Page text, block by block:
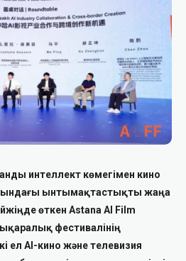
интеллект көмегімен кино
ынтымақтастықты жаңа
өткен Astana AI Film
фестивалінің
AI-кино және телевизия